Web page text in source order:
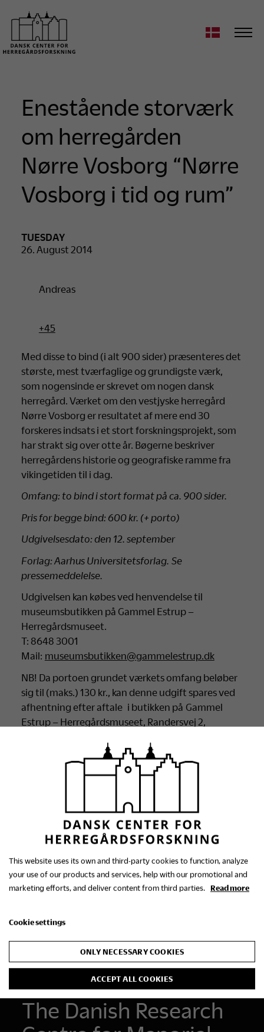
Enestående storværk
om herregården
Nørre Vosborg “Nørre
Vosborg i tid og rum”
TUESDAY
26. August 2014
Andreas
+45
Med disse to bind (i alt 900 sider) præsenteres det
største, mest tværfaglige og grundigste værk,
som nogensinde er skrevet om nogen dansk
herregård. Værket om den vestjyske herregård
Nørre Vosborg er resultatet af mere end 30
forskeres indsats i et stort forskningsprojekt, som
har strakt sig over otte år. Bøgerne beskriver
herregårdens historie og geografiske ramme fra
vikingetiden til i dag.
Omfang: to bind i stort format på ca. 900 sider.
Pris for begge bind: 600 kr. (+ porto)
Udgivelsesdato: den 12. september
Forlag: Aarhus Universitetsforlag. Se
pressemeddelelse.
Udgivelsen kan købes ved henvendelse til
museumsbutikken på Gammel Estrup –
Herregårdsmuseet.
T: 8648 3001
Mail: museumsbutikken@gammelestrup.dk
NB! Da portoen grundet værkets omfang beløber
sig til (maks.) 130 kr., kan denne udgift spares ved
afhentning efter aftale i butikken på Gammel
Estrup – Herregårdsmuseet, Randersvej 2,
Se alle archive
The Danish Research
This website uses its own and third-party cookies to function, analyze
your use of our products and services, help with our promotional and
marketing efforts, and deliver content from third parties. Read more
Cookie settings
ONLY NECESSARY COOKIES
ACCEPT ALL COOKIES